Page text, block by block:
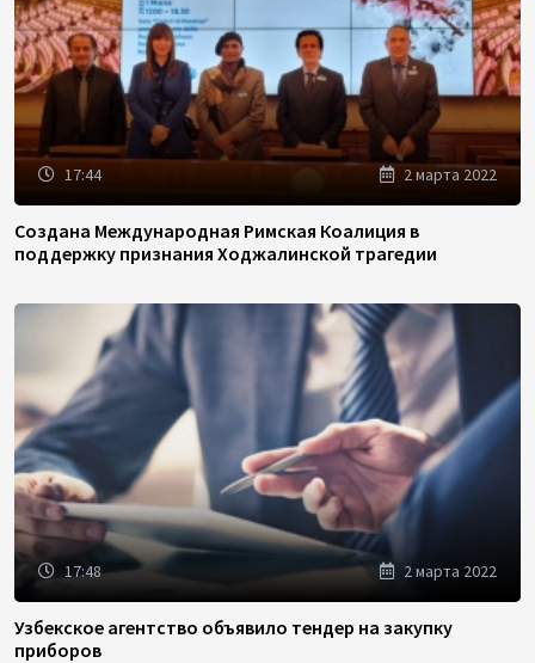
17:44 2 марта 2022
Создана Международная Римская Коалиция в
поддержку признания Ходжалинской трагедии
17:48 2 марта 2022
Узбекское агентство объявило тендер на закупку
приборов